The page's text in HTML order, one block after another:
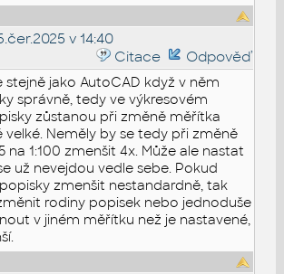
v 14:40
Citace
Odpověď
stejně jako AutoCAD když v něm
správně, tedy ve výkresovém
zůstanou při změně měřítka
velké. Neměly by se tedy při změně
na 1:100 zmenšit 4x. Může ale nastat
už nevejdou vedle sebe. Pokud
zmenšit nestandardně, tak
rodiny popisek nebo jednoduše
v jiném měřítku než je nastavené,